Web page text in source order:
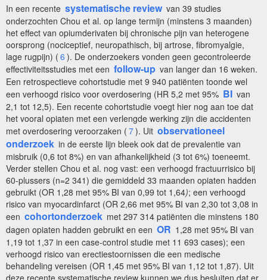
In een recente systematische review van 39 studies
onderzochten Chou et al. op lange termijn (minstens 3 maanden)
het effect van opiumderivaten bij chronische pijn van heterogene
oorsprong (nociceptief, neuropathisch, bij artrose, fibromyalgie,
lage rugpijn) ( 6 ). De onderzoekers vonden geen gecontroleerde
effectiviteitsstudies met een follow-up van langer dan 16 weken.
Een retrospectieve cohortstudie met 9 940 patiënten toonde wel
een verhoogd risico voor overdosering (HR 5,2 met 95% BI van
2,1 tot 12,5). Een recente cohortstudie voegt hier nog aan toe dat
het vooral opiaten met een verlengde werking zijn die accidenten
met overdosering veroorzaken ( 7). Uit observationeel
onderzoek in de eerste lijn bleek ook dat de prevalentie van
misbruik (0,6 tot 8%) en van afhankelijkheid (3 tot 6%) toeneemt.
Verder stellen Chou et al. nog vast: een verhoogd fractuurrisico bij
60-plussers (n=2 341) die gemiddeld 33 maanden opiaten hadden
gebruikt (OR 1,28 met 95% BI van 0,99 tot 1,64); een verhoogd
risico van myocardinfarct (OR 2,66 met 95% BI van 2,30 tot 3,08 in
een cohortonderzoek met 297 314 patiënten die minstens 180
dagen opiaten hadden gebruikt en een OR 1,28 met 95% BI van
1,19 tot 1,37 in een case-control studie met 11 693 cases); een
verhoogd risico van erectiestoornissen die een medische
behandeling vereisen (OR 1,45 met 95% BI van 1,12 tot 1,87). Uit
deze recente systematische review kunnen we dus besluiten dat er